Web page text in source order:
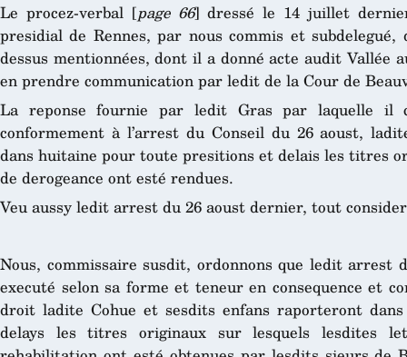
Le procez-verbal [page 66] dressé le 14 juillet
presidial de Rennes, par nous commis et
dessus mentionnées, dont il a donné acte audit
en prendre communication par ledit de la Cour de
La reponse fournie par ledit Gras par laquelle il
conformement à l’arrest du Conseil du 26 aoust,
dans huitaine pour toute presitions et delais les titres
de derogeance ont esté rendues.
Veu aussy ledit arrest du 26 aoust dernier, tout
Nous, commissaire susdit, ordonnons que ledit arrest
executé selon sa forme et teneur en consequence et
droit ladite Cohue et sesdits enfans raporteront
delays les titres originaux sur lesquels lesdites